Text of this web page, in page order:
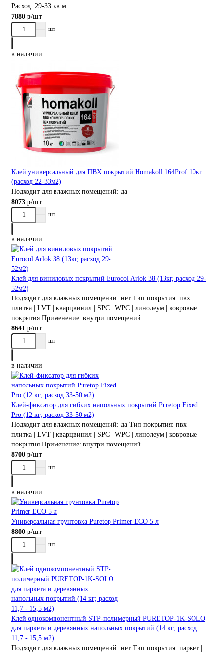
Расход: 29-33 кв.м.
7880 р/шт
шт
в наличии
Клей универсальный для ПВХ покрытий Homakoll 164Prof 10кг.
(расход 22-33м2)
Подходит для влажных помещений: да
8073 р/шт
шт
в наличии
Клей для виниловых покрытий Eurocol Arlok 38 (13кг, расход 29-
52м2)
Подходит для влажных помещений: нет Тип покрытия: пвх
плитка | LVT | кварцвинил | SPC | WPC | линолеум | ковровые
покрытия Применение: внутри помещений
8641 р/шт
шт
в наличии
Клей-фиксатор для гибких напольных покрытий Puretop Fixed
Pro (12 кг; расход 33-50 м2)
Подходит для влажных помещений: да Тип покрытия: пвх
плитка | LVT | кварцвинил | SPC | WPC | линолеум | ковровые
покрытия Применение: внутри помещений
8700 р/шт
шт
в наличии
Универсальная грунтовка Puretop Primer ECO 5 л
8800 р/шт
шт
Клей однокомпонентный STP-полимерный PURETOP-1K-SOLO
для паркета и деревянных напольных покрытий (14 кг; расход
11,7 - 15,5 м2)
Подходит для влажных помещений: нет Тип покрытия: паркет |